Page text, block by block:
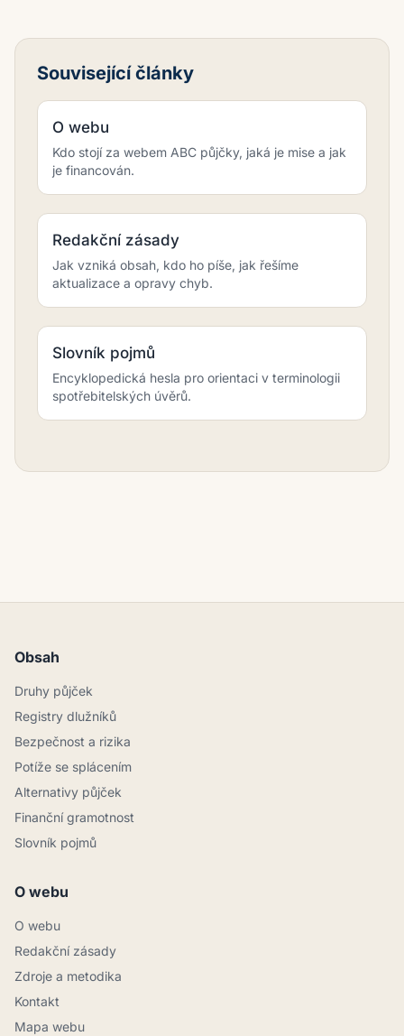
Související články
O webu
Kdo stojí za webem ABC půjčky, jaká je mise a jak
je financován.
Redakční zásady
Jak vzniká obsah, kdo ho píše, jak řešíme
aktualizace a opravy chyb.
Slovník pojmů
Encyklopedická hesla pro orientaci v terminologii
spotřebitelských úvěrů.
Obsah
Druhy půjček
Registry dlužníků
Bezpečnost a rizika
Potíže se splácením
Alternativy půjček
Finanční gramotnost
Slovník pojmů
O webu
O webu
Redakční zásady
Zdroje a metodika
Kontakt
Mapa webu